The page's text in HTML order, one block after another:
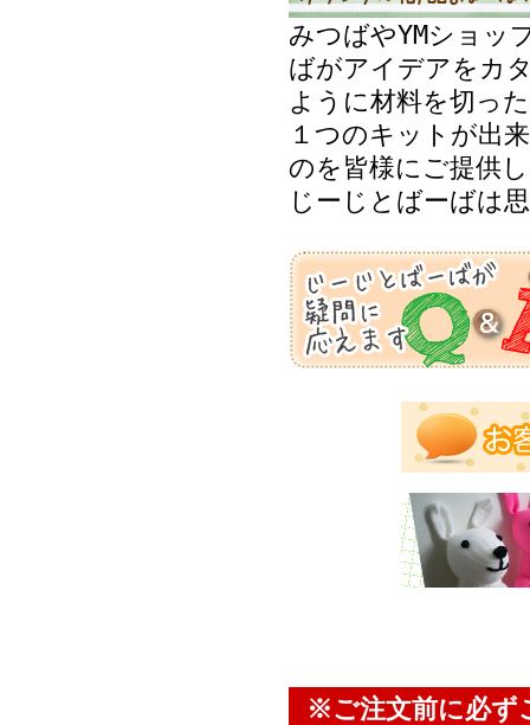
みつばやYMショッ
ばがアイデアをカ
ように材料を切っ
１つのキットが出
のを皆様にご提供
じーじとばーばは
※ご注文前に必ず